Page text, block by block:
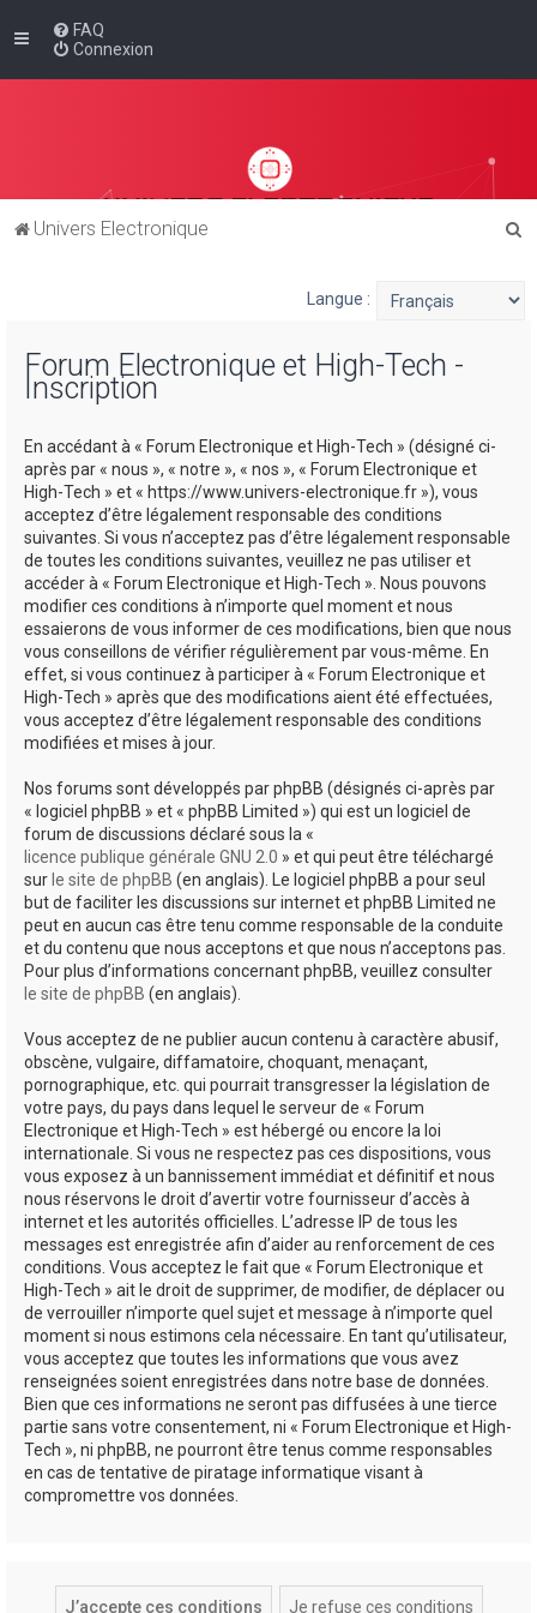
FAQ
Connexion
Univers Electronique
Langue :
Forum Electronique et High-Tech -
Inscription
En accédant à « Forum Electronique et High-Tech » (désigné ci-
après par « nous », « notre », « nos », « Forum Electronique et
High-Tech » et « https://www.univers-electronique.fr »), vous
acceptez d’être légalement responsable des conditions
suivantes. Si vous n’acceptez pas d’être légalement responsable
de toutes les conditions suivantes, veuillez ne pas utiliser et
accéder à « Forum Electronique et High-Tech ». Nous pouvons
modifier ces conditions à n’importe quel moment et nous
essaierons de vous informer de ces modifications, bien que nous
vous conseillons de vérifier régulièrement par vous-même. En
effet, si vous continuez à participer à « Forum Electronique et
High-Tech » après que des modifications aient été effectuées,
vous acceptez d’être légalement responsable des conditions
modifiées et mises à jour.
Nos forums sont développés par phpBB (désignés ci-après par
« logiciel phpBB » et « phpBB Limited ») qui est un logiciel de
forum de discussions déclaré sous la «
licence publique générale GNU 2.0 » et qui peut être téléchargé
surle site de phpBB (en anglais). Le logiciel phpBB a pour seul
but de faciliter les discussions sur internet et phpBB Limited ne
peut en aucun cas être tenu comme responsable de la conduite
et du contenu que nous acceptons et que nous n’acceptons pas.
Pour plus d’informations concernant phpBB, veuillez consulter
le site de phpBB (en anglais).
Vous acceptez de ne publier aucun contenu à caractère abusif,
obscène, vulgaire, diffamatoire, choquant, menaçant,
pornographique, etc. qui pourrait transgresser la législation de
votre pays, du pays dans lequel le serveur de « Forum
Electronique et High-Tech » est hébergé ou encore la loi
internationale. Si vous ne respectez pas ces dispositions, vous
vous exposez à un bannissement immédiat et définitif et nous
nous réservons le droit d’avertir votre fournisseur d’accès à
internet et les autorités officielles. L’adresse IP de tous les
messages est enregistrée afin d’aider au renforcement de ces
conditions. Vous acceptez le fait que « Forum Electronique et
High-Tech » ait le droit de supprimer, de modifier, de déplacer ou
de verrouiller n’importe quel sujet et message à n’importe quel
moment si nous estimons cela nécessaire. En tant qu’utilisateur,
vous acceptez que toutes les informations que vous avez
renseignées soient enregistrées dans notre base de données.
Bien que ces informations ne seront pas diffusées à une tierce
partie sans votre consentement, ni « Forum Electronique et High-
Tech », ni phpBB, ne pourront être tenus comme responsables
en cas de tentative de piratage informatique visant à
compromettre vos données.